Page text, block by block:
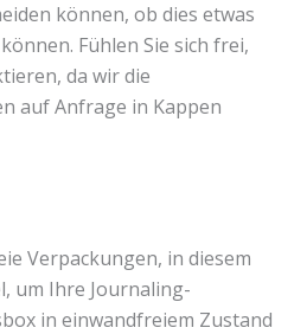
können, ob dies etwas
Fühlen Sie sich frei,
da wir die
auf Anfrage in Kappen
Verpackungen, in diesem
um Ihre Journaling-
in einwandfreiem Zustand